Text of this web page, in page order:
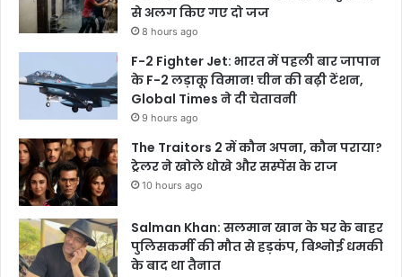
से अलग किए गए दो जज
8 hours ago
F-2 Fighter Jet: भारत में पहली बार जापान
के F-2 लड़ाकू विमान! चीन की बढ़ी टेंशन,
Global Times ने दी चेतावनी
9 hours ago
The Traitors 2 में कौन अपना, कौन पराया?
ट्रेलर ने खोले धोखे और सस्पेंस के राज
10 hours ago
Salman Khan: सलमान खान के घर के बाहर
पुलिसकर्मी की मौत से हड़कंप, बिश्नोई धमकी
के बाद था तैनात